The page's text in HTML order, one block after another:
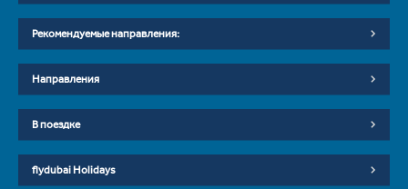
Рекомендуемые направления:
Направления
В поездке
flydubai Holidays